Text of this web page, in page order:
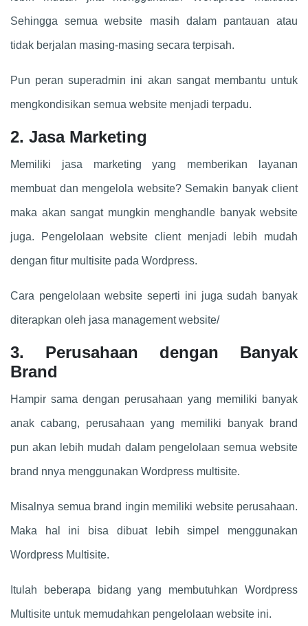
Sehingga semua website masih dalam pantauan atau
tidak berjalan masing-masing secara terpisah.
Pun peran superadmin ini akan sangat membantu untuk
mengkondisikan semua website menjadi terpadu.
2. Jasa Marketing
Memiliki jasa marketing yang memberikan layanan
membuat dan mengelola website? Semakin banyak client
maka akan sangat mungkin menghandle banyak website
juga. Pengelolaan website client menjadi lebih mudah
dengan fitur multisite pada Wordpress.
Cara pengelolaan website seperti ini juga sudah banyak
diterapkan oleh jasa management website/
3. Perusahaan dengan Banyak
Brand
Hampir sama dengan perusahaan yang memiliki banyak
anak cabang, perusahaan yang memiliki banyak brand
pun akan lebih mudah dalam pengelolaan semua website
brand nnya menggunakan Wordpress multisite.
Misalnya semua brand ingin memiliki website perusahaan.
Maka hal ini bisa dibuat lebih simpel menggunakan
Wordpress Multisite.
Itulah beberapa bidang yang membutuhkan Wordpress
Multisite untuk memudahkan pengelolaan website ini.